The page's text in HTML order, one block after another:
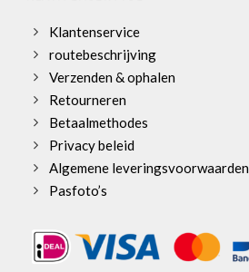
Klantenservice
routebeschrijving
Verzenden & ophalen
Retourneren
Betaalmethodes
Privacy beleid
Algemene leveringsvoorwaarden
Pasfoto’s